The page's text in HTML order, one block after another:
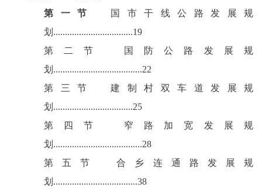
第一节
国市干线公路发展规
划 ..................................19
第二节
国防公路发展规
划 ......................................22
第三节
建制村双车道发展规
划 ..................................25
第四节
窄路加宽发展规
划 ......................................28
第五节
合乡连通路发展规
划 ....................................38